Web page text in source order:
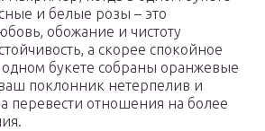
и белые розы – это
обожание и чистоту
а скорее спокойное
букете собраны оранжевые
поклонник нетерпелив и
перевести отношения на более